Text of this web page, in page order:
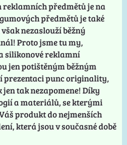
předmětů je na
předmětů je také
nezaslouží běžný
Proto jsme tu my,
silikonové reklamní
jen potištěným běžným
prezentaci punc originality,
tak nezapomene! Díky
a materiálů, se kterými
produkt do nejmenších
která jsou v současné době